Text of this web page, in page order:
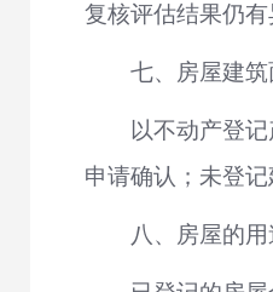
复核评估结果仍
七、房屋建筑
以不动产登
申请确认；未登
八、房屋的用